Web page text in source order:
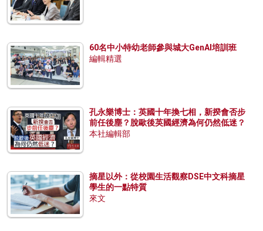
60名中小特幼老師參與城大GenAI培訓班
編輯精選
孔永樂博士：英國十年換七相，新揆會否步
前任後塵？脫歐後英國經濟為何仍然低迷？
本社編輯部
摘星以外：從校園生活觀察DSE中文科摘星
學生的一點特質
來文